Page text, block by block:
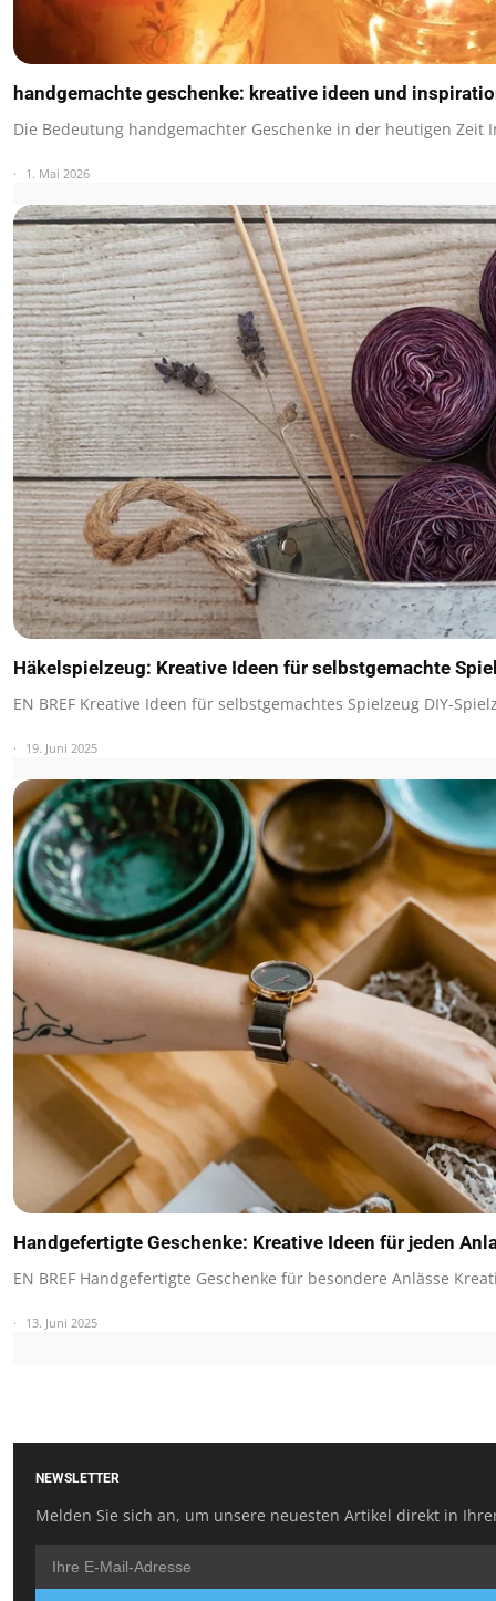
handgemachte geschenke: kreative ideen und
Die Bedeutung handgemachter Geschenke in der heutigen Zeit
1. Mai 2026
Häkelspielzeug: Kreative Ideen für selbstgemachte
EN BREF Kreative Ideen für selbstgemachtes Spielzeug DIY-
19. Juni 2025
Handgefertigte Geschenke: Kreative Ideen für jeden
EN BREF Handgefertigte Geschenke für besondere Anlässe
13. Juni 2025
NEWSLETTER
Melden Sie sich an, um unsere neuesten Artikel direkt in